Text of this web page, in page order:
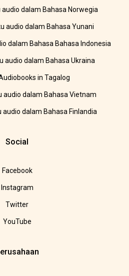
audio dalam Bahasa Norwegia
audio dalam Bahasa Yunani
dalam Bahasa Bahasa Indonesia
audio dalam Bahasa Ukraina
in Tagalog
audio dalam Bahasa Vietnam
audio dalam Bahasa Finlandia
Social
Facebook
Instagram
Twitter
YouTube